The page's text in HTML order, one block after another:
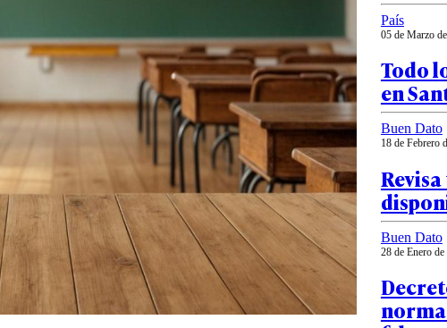
País
05 de Marzo
Todo
en
Buen Dato
18 de Febrero
Buen Dato
28 de Enero